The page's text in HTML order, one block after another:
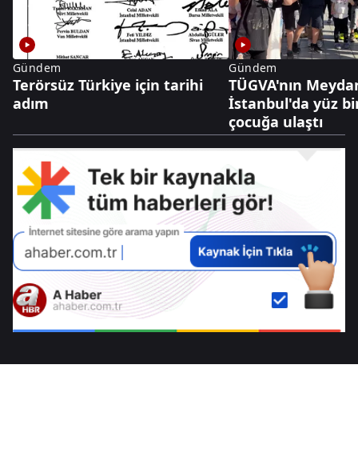
Gündem
Terörsüz Türkiye için tarihi
adım
Gündem
TÜGVA'nın
İstanbul'da yüz
çocuğa ulaştı